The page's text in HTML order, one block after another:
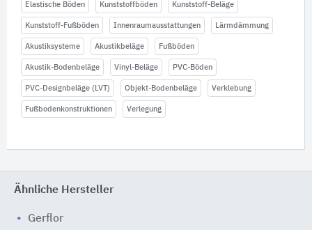
Elastische Böden Kunststoffböden Kunststoff-Beläge
Kunststoff-Fußböden Innenraumausstattungen Lärmdämmung
Akustiksysteme Akustikbeläge Fußböden
Akustik-Bodenbeläge Vinyl-Beläge PVC-Böden
PVC-Designbeläge (LVT) Objekt-Bodenbeläge Verklebung
Fußbodenkonstruktionen Verlegung
Ähnliche Hersteller
Gerflor